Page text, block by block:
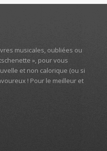
musicales, oubliées ou
», pour vous
et non calorique (ou si
! Pour le meilleur et